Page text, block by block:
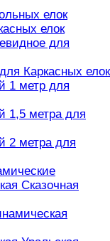
елок
елок
для
Каркасных елок
1 метр для
1,5 метра для
2 метра для
Сказочная